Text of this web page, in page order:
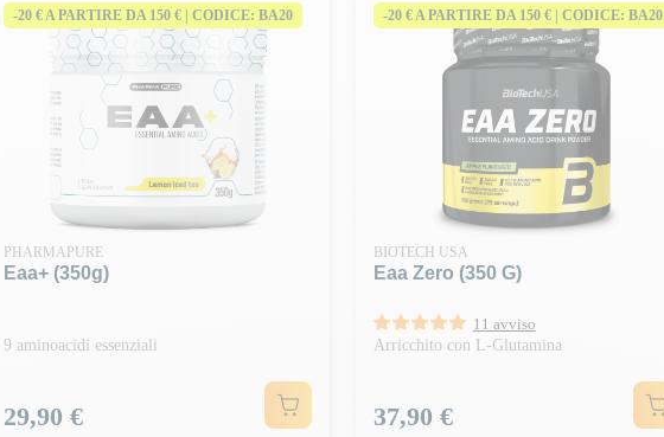
-20 € A PARTIRE DA 150 € | CODICE: BA20
PHARMAPURE
Eaa+ (350g)
9 aminoacidi essenziali
Prezzo
29,90 €
-20 € A PARTIRE DA 150 € | CODICE: BA20
BIOTECH USA
Eaa Zero (350 G)
11 avviso
Arricchito con L-Glutamina
Prezzo
37,90 €